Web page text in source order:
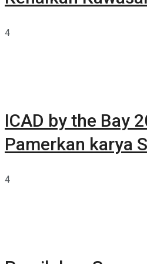
4
ICAD by the Bay
Pamerkan karya
4